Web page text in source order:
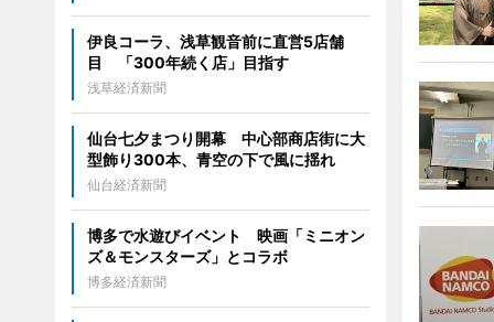
伊良コーラ、浅草観音前に直営5店舗
目 「300年続く店」目指す
浅草経済新聞
仙台七夕まつり開幕 中心部商店街に大
型飾り300本、青空の下で風に揺れ
仙台経済新聞
博多で水遊びイベント 映画「ミニオン
ズ＆モンスターズ」とコラボ
博多経済新聞